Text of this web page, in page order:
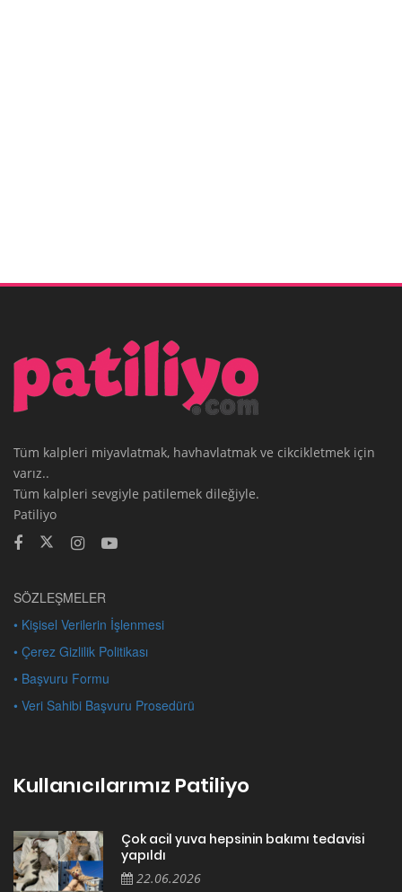
Tüm kalpleri miyavlatmak, havhavlatmak ve cikcikletmek için
varız..
Tüm kalpleri sevgiyle patilemek dileğiyle.
Patiliyo
SÖZLEŞMELER
• Kişisel Verilerin İşlenmesi
• Çerez Gizlilik Politikası
• Başvuru Formu
• Veri Sahibi Başvuru Prosedürü
Kullanıcılarımız Patiliyo
Çok acil yuva hepsinin bakımı tedavisi
yapıldı
22.06.2026